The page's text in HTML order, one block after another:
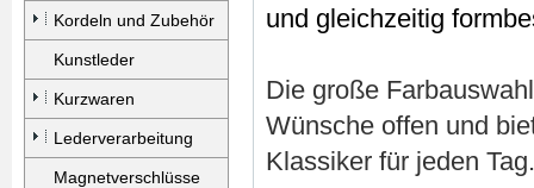
Kordeln und Zubehör
Kunstleder
Kurzwaren
Lederverarbeitung
Magnetverschlüsse
und gleichzeitig
Die große
Wünsche offen und
Klassiker für jeden Tag.